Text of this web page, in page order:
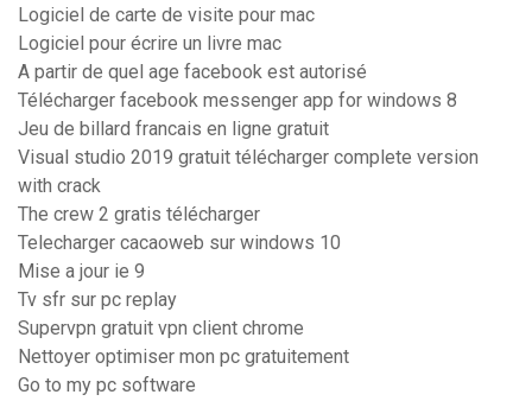
Logiciel de carte de visite pour mac
Logiciel pour écrire un livre mac
A partir de quel age facebook est autorisé
Télécharger facebook messenger app for windows 8
Jeu de billard francais en ligne gratuit
Visual studio 2019 gratuit télécharger complete version
with crack
The crew 2 gratis télécharger
Telecharger cacaoweb sur windows 10
Mise a jour ie 9
Tv sfr sur pc replay
Supervpn gratuit vpn client chrome
Nettoyer optimiser mon pc gratuitement
Go to my pc software